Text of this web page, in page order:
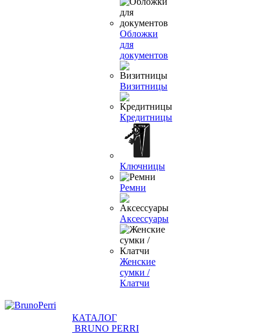
Обложки
для
документов
Визитницы
Кредитницы
Ключницы
Ремни
Аксессуары
Женские
сумки /
Клатчи
КАТАЛОГ
BRUNO PERRI